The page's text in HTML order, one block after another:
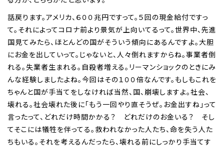
話戻ります。アメリカ、６００兆円ですって。５回の現金給付ですっ
て。それによってコロナ前より景気が上向いてるって。世界中、先進
国見てみたら、ほとんどの国がそういう傾向にあるんですよ。大胆
にお金を出していって。じゃないと、人々倒れますからね。事業者倒
れる。失業者生まれる。自殺者増える。リーマンショックのときにみ
んな経験しましたよね。今回はその１００倍なんです。もしもこれを
ちゃんと国が手当てをしなければ当然、国、崩壊しますよ。社会、
壊れる。社会壊れた後に「もう一回やり直そうぜ。お金出すね」って
言ったって、どれだけ時間かかる？ どれだけのお金いる？ そし
てそこには犠牲を伴ってる。救われなかった人たち、命を失う人た
ちもいる。それを考えるんだったら、壊れる前にしっかり手当てす